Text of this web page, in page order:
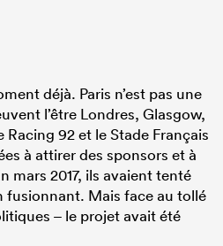
déjà. Paris n’est pas une
l’être Londres, Glasgow,
92 et le Stade Français
à attirer des sponsors et à
mars 2017, ils avaient tenté
fusionnant. Mais face au tollé
– le projet avait été